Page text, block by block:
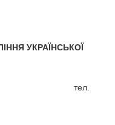
УКРАЇНСЬКОЇ
тел.